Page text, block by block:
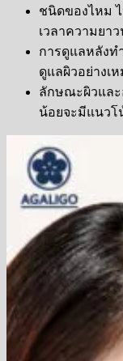
ชนิดของไหม
เวลาความยา
การดูแลหลังท
ดูแลผิวอย่างเ
ลักษณะผิวแล
น้อยจะมีแนวโ